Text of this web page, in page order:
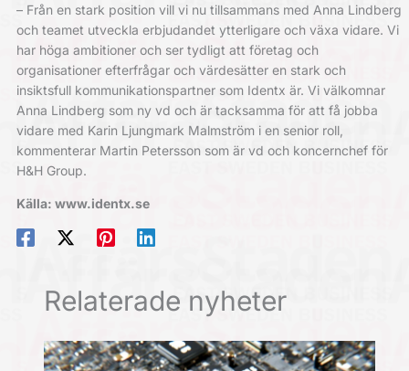
– Från en stark position vill vi nu tillsammans med Anna Lindberg
och teamet utveckla erbjudandet ytterligare och växa vidare. Vi
har höga ambitioner och ser tydligt att företag och
organisationer efterfrågar och värdesätter en stark och
insiktsfull kommunikationspartner som Identx är. Vi välkomnar
Anna Lindberg som ny vd och är tacksamma för att få jobba
vidare med Karin Ljungmark Malmström i en senior roll,
kommenterar Martin Petersson som är vd och koncernchef för
H&H Group.
Källa: www.identx.se
Relaterade nyheter